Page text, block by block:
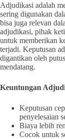
Adjudikasi adalah
sering digunakan
bisa juga relevan
adjudikasi, pihak
untuk memberikan
terjadi. Keputusan
digantikan oleh
mendatang.
Keuntungan
Keputusan
penyelesaian
Biaya lebih
Cocok untuk